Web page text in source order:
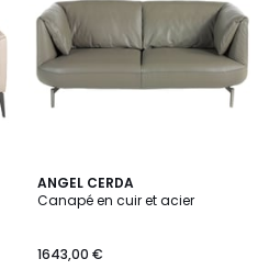
ANGEL CERDA
Canapé en cuir et acier
1643,00 €